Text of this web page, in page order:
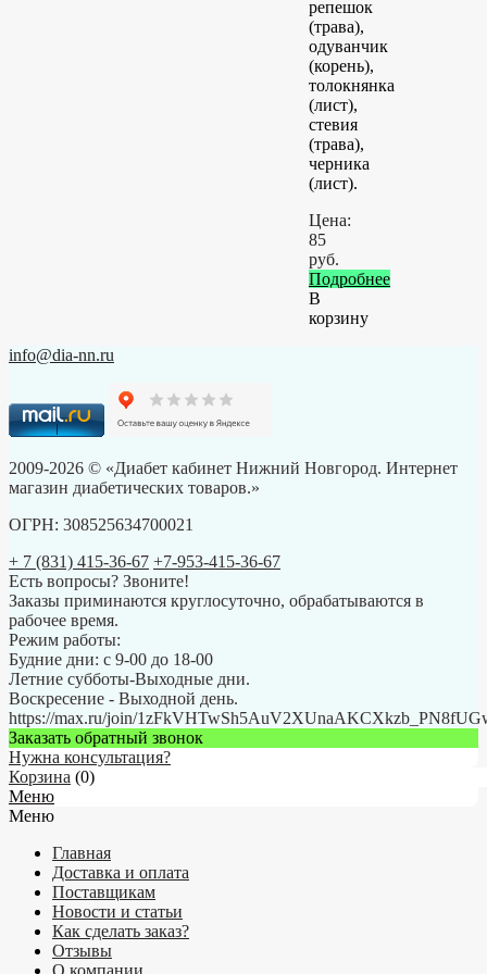
репешок
(трава),
одуванчик
(корень),
толокнянка
(лист),
стевия
(трава),
черника
(лист).
Цена:
85
руб.
Подробнее
В
корзину
info@dia-nn.ru
2009-2026 © «Диабет кабинет Нижний Новгород. Интернет
магазин диабетических товаров.»
ОГРН: 308525634700021
+ 7 (831) 415-36-67 +7-953-415-36-67
Есть вопросы? Звоните!
Заказы приминаются круглосуточно, обрабатываются в
рабочее время.
Режим работы:
Будние дни: с 9-00 до 18-00
Летние субботы-Выходные дни.
Воскресение - Выходной день.
https://max.ru/join/
Заказать обратный звонок
Нужна консультация?
Корзина (0)
Меню
Меню
Главная
Доставка и оплата
Поставщикам
Новости и статьи
Как сделать заказ?
Отзывы
О компании